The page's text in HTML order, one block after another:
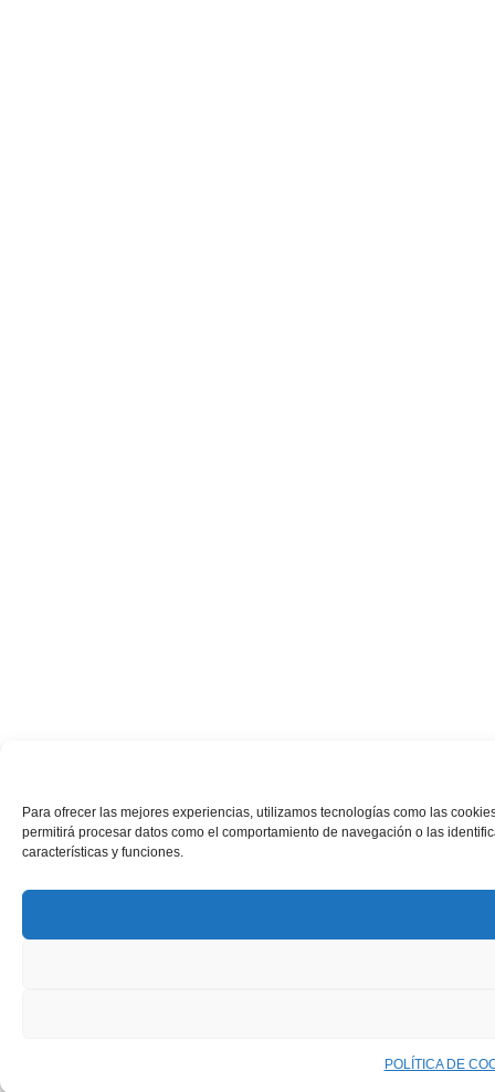
Para ofrecer las mejores experiencias, utilizamos tecnologías como las
permitirá procesar datos como el comportamiento de navegación o las
características y funciones.
POLÍTICA DE